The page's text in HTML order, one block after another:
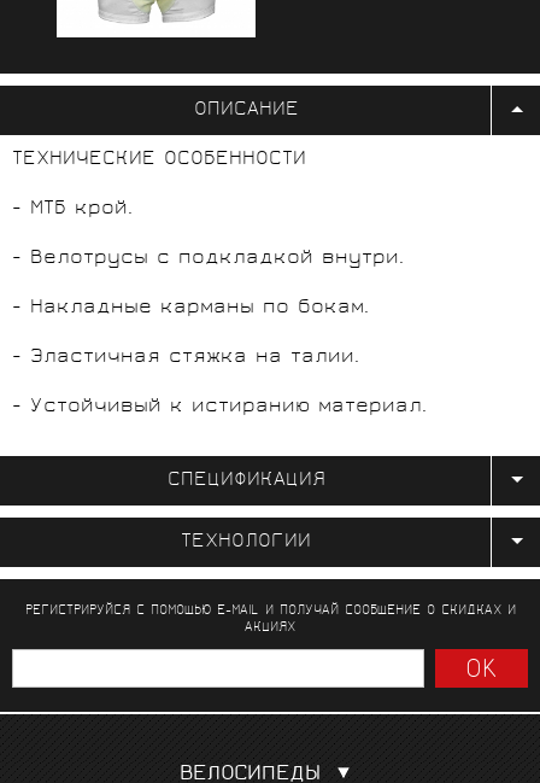
ОПИСАНИЕ
ТЕХНИЧЕСКИЕ ОСОБЕННОСТИ
- МТБ крой.
- Велотрусы с подкладкой внутри.
- Накладные карманы по бокам.
- Эластичная стяжка на талии.
- Устойчивый к истиранию материал.
СПЕЦИФИКАЦИЯ
ТЕХНОЛОГИИ
РЕГИСТРИРУЙСЯ С ПОМОЩЬЮ E-MAIL И ПОЛУЧАЙ СООБЩЕНИЕО СКИДКАХ И
АКЦИЯХ
ВЕЛОСИПЕДЫ